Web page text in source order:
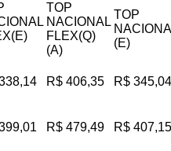
TOP
NACIONAL
FLEX(Q)
(A)
TOP
(E)
R$ 406,35 R$ 345,04
R$ 479,49 R$ 407,15